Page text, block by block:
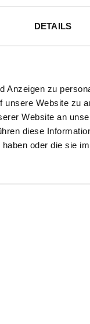
DETAILS
Anzeigen zu
unsere Website zu
Website an
diese
oder die sie